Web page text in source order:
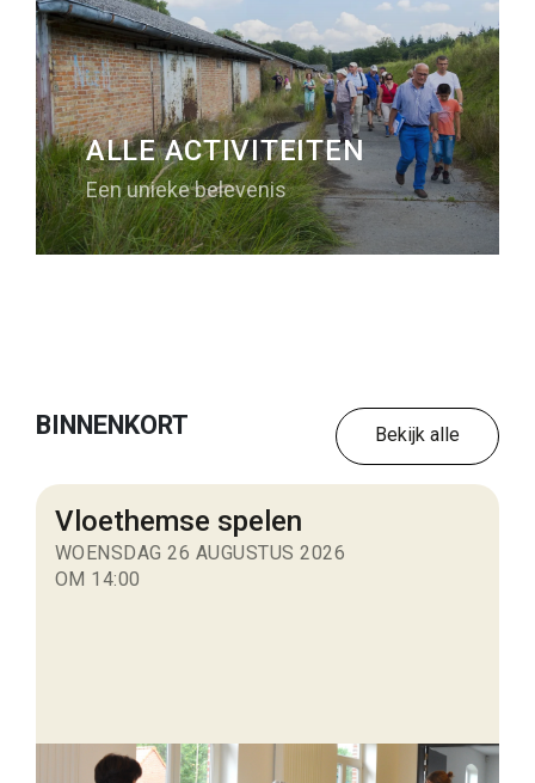
ALLE ACTIVITEITEN
Een unieke belevenis
BINNENKORT Bekijk alle
Vloethemse spelen
WOENSDAG 26 AUGUSTUS 2026
OM 14:00